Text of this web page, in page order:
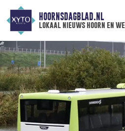
HOORNSDAGBLAD.NL
lokaal nieuws hoorn en